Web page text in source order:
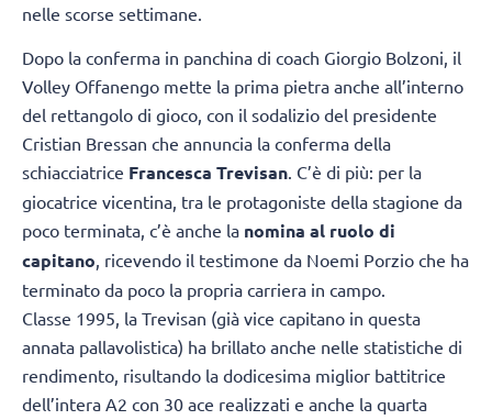
nelle scorse settimane.
Dopo la conferma in panchina di coach Giorgio Bolzoni, il
Volley Offanengo mette la prima pietra anche all’interno
del rettangolo di gioco, con il sodalizio del presidente
Cristian Bressan che annuncia la conferma della
schiacciatrice Francesca Trevisan. C’è di più: per la
giocatrice vicentina, tra le protagoniste della stagione da
poco terminata, c’è anche la nomina al ruolo di
capitano, ricevendo il testimone da Noemi Porzio che ha
terminato da poco la propria carriera in campo.
Classe 1995, la Trevisan (già vice capitano in questa
annata pallavolistica) ha brillato anche nelle statistiche di
rendimento, risultando la dodicesima miglior battitrice
dell’intera A2 con 30 ace realizzati e anche la quarta